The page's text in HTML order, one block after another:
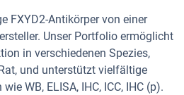
FXYD2-Antikörper von einer
Unser Portfolio ermöglicht
in verschiedenen Spezies,
und unterstützt vielfältige
WB, ELISA, IHC, ICC, IHC (p).